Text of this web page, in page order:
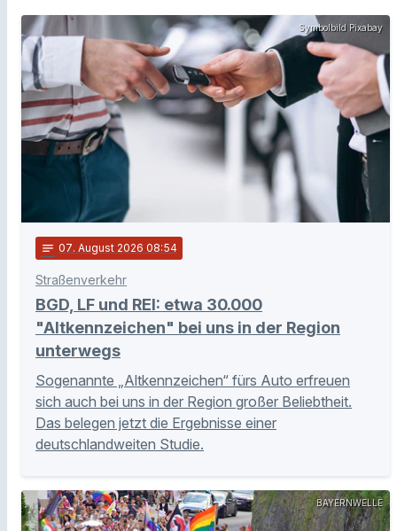
Symbolbild Pixabay
notes 07. August 2026 08:54
Straßenverkehr
BGD, LF und REI: etwa 30.000
"Altkennzeichen" bei uns in der Region
unterwegs
Sogenannte „Altkennzeichen“ fürs Auto erfreuen
sich auch bei uns in der Region großer Beliebtheit.
Das belegen jetzt die Ergebnisse einer
deutschlandweiten Studie.
BAYERNWELLE